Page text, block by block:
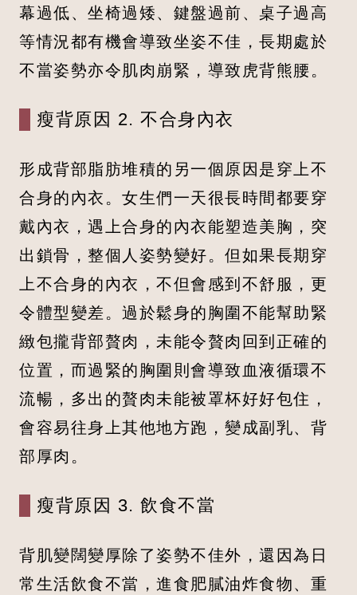
幕過低、坐椅過矮、鍵盤過前、桌子過高
等情況都有機會導致坐姿不佳，長期處於
不當姿勢亦令肌肉崩緊，導致虎背熊腰。
瘦背原因 2. 不合身內衣
形成背部脂肪堆積的另一個原因是穿上不
合身的內衣。女生們一天很長時間都要穿
戴內衣，遇上合身的內衣能塑造美胸，突
出鎖骨，整個人姿勢變好。但如果長期穿
上不合身的內衣，不但會感到不舒服，更
令體型變差。過於鬆身的胸圍不能幫助緊
緻包攏背部贅肉，未能令贅肉回到正確的
位置，而過緊的胸圍則會導致血液循環不
流暢，多出的贅肉未能被罩杯好好包住，
會容易往身上其他地方跑，變成副乳、背
部厚肉。
瘦背原因 3. 飲食不當
背肌變闊變厚除了姿勢不佳外，還因為日
常生活飲食不當，進食肥膩油炸食物、重